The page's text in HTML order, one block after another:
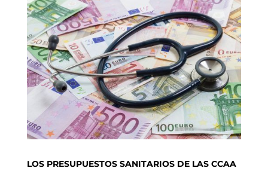
LOS PRESUPUESTOS SANITARIOS DE LAS CCAA